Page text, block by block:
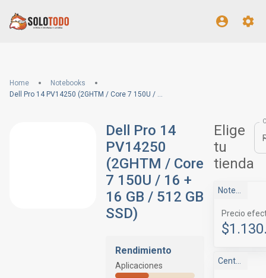
Home
Notebooks
Dell Pro 14 PV14250 (2GHTM / Core 7 150U / 16 + 16 GB / 512 GB SSD)
Dell Pro 14
PV14250
(2GHTM / Core
7 150U / 16 +
16 GB / 512 GB
SSD)
Rendimiento
Aplicaciones
Elige
tu
tienda
NotebookStore
Precio